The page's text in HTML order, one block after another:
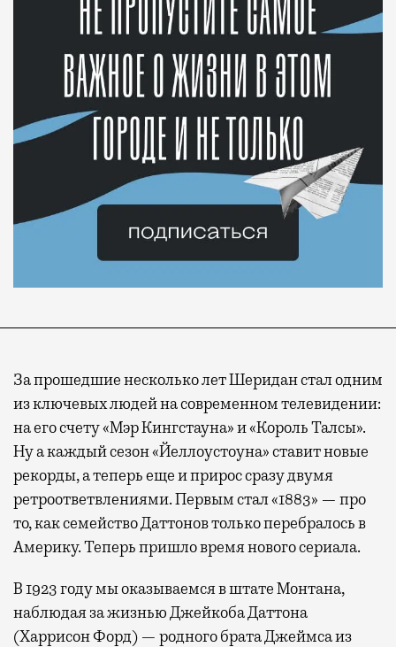
За прошедшие несколько лет Шеридан стал одним
из ключевых людей на современном телевидении:
на его счету «Мэр Кингстауна» и «Король Талсы».
Ну а каждый сезон «Йеллоустоуна» ставит новые
рекорды, а теперь еще и прирос сразу двумя
ретроответвлениями. Первым стал «1883» — про
то, как семейство Даттонов только перебралось в
Америку. Теперь пришло время нового сериала.
В 1923 году мы оказываемся в штате Монтана,
наблюдая за жизнью Джейкоба Даттона
(Харрисон Форд) — родного брата Джеймса из